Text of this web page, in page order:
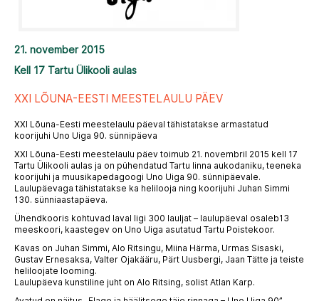
21. november 2015
Kell 17 Tartu Ülikooli aulas
XXI LÕUNA-EESTI MEESTELAULU PÄEV
XXI Lõuna-Eesti meestelaulu päeval tähistatakse armastatud
koorijuhi Uno Uiga 90. sünnipäeva
XXI Lõuna-Eesti meestelaulu päev toimub 21. novembril 2015 kell 17
Tartu Ülikooli aulas ja on pühendatud Tartu linna aukodaniku, teeneka
koorijuhi ja muusikapedagoogi Uno Uiga 90. sünnipäevale.
Laulupäevaga tähistatakse ka helilooja ning koorijuhi Juhan Simmi
130. sünniaastapäeva.
Ühendkooris kohtuvad laval ligi 300 lauljat – laulupäeval osaleb13
meeskoori, kaastegev on Uno Uiga asutatud Tartu Poistekoor.
Kavas on Juhan Simmi, Alo Ritsingu, Miina Härma, Urmas Sisaski,
Gustav Ernesaksa, Valter Ojakääru, Pärt Uusbergi, Jaan Tätte ja teiste
heliloojate looming.
Laulupäeva kunstiline juht on Alo Ritsing, solist Atlan Karp.